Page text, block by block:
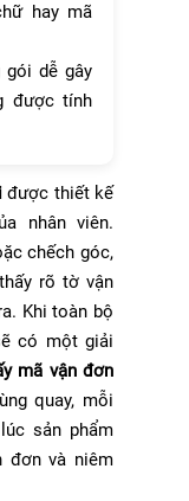
hay mã
gói dễ gây
được tính
được thiết kế
nhân viên.
chếch góc,
rõ tờ vận
Khi toàn bộ
có một giải
mã vận đơn
quay, mỗi
sản phẩm
đơn và niêm